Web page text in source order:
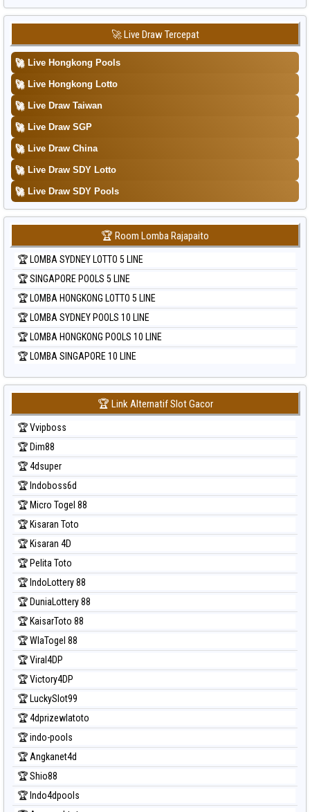
Data Togel Sydney
Data Togel Sydney Lottery
Data Togel Sydney Lottery 6d
Data Togel Sydney Lotto
Data Togel Sydney Pools 6d
Data Togel Taipei
Data Togel Taiwan
🚀 Live Draw Tercepat
🚀 Live Hongkong Pools
🚀 Live Hongkong Lotto
🚀 Live Draw Taiwan
🚀 Live Draw SGP
🚀 Live Draw China
🚀 Live Draw SDY Lotto
🚀 Live Draw SDY Pools
🏆 Room Lomba Rajapaito
🏆 LOMBA SYDNEY LOTTO 5 LINE
🏆 SINGAPORE POOLS 5 LINE
🏆 LOMBA HONGKONG LOTTO 5 LINE
🏆 LOMBA SYDNEY POOLS 10 LINE
🏆 LOMBA HONGKONG POOLS 10 LINE
🏆 LOMBA SINGAPORE 10 LINE
🏆 Link Alternatif Slot Gacor
🏆 Vvipboss
🏆 Dim88
🏆 4dsuper
🏆 Indoboss6d
🏆 Micro Togel 88
🏆 Kisaran Toto
🏆 Kisaran 4D
🏆 Pelita Toto
🏆 IndoLottery 88
🏆 DuniaLottery 88
🏆 KaisarToto 88
🏆 WlaTogel 88
🏆 Viral4DP
🏆 Victory4DP
🏆 LuckySlot99
🏆 4dprizewlatoto
🏆 indo-pools
🏆 Angkanet4d
🏆 Shio88
🏆 Indo4dpools